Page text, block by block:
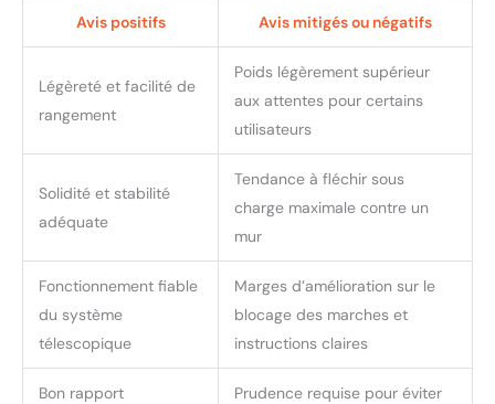
Avis positifs Avis mitigés ou négatifs
Légèreté et facilité de
rangement
Poids légèrement supérieur
aux attentes pour certains
utilisateurs
Solidité et stabilité
adéquate
Tendance à fléchir sous
charge maximale contre un
mur
Fonctionnement fiable
du système
télescopique
Marges d’amélioration sur le
blocage des marches et
instructions claires
Bon rapport
Prudence requise pour éviter